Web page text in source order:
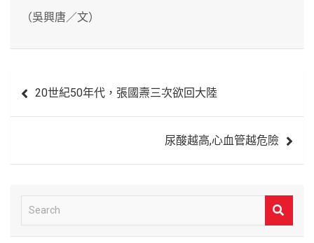
（吳興唐／文）
章 20世紀50年代，張國燾三次欲回大陸
尿酸越高,心血管越危險
e